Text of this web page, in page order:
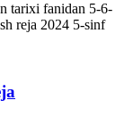
tarixi fanidan 5-6-
reja 2024 5-sinf